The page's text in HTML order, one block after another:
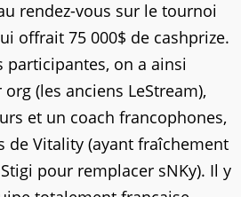
rendez-vous sur le tournoi
offrait 75 000$ de cashprize.
participantes, on a ainsi
(les anciens LeStream),
et un coach francophones,
de Vitality (ayant fraîchement
pour remplacer sNKy). Il y